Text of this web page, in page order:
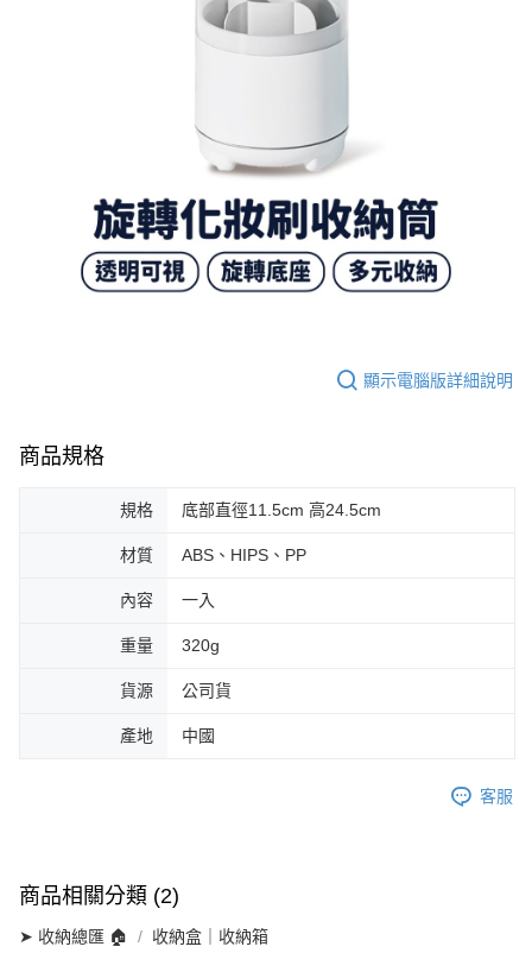
顯示電腦版詳細說明
商品規格
規格 底部直徑11.5cm 高24.5cm
材質 ABS、HIPS、PP
內容 一入
重量 320g
貨源 公司貨
產地 中國
客服
商品相關分類 (2)
➤ 收納總匯 🏠 收納盒｜收納箱